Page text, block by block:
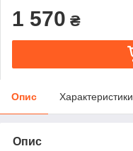
1 570 ₴
Опис Характеристики
Опис